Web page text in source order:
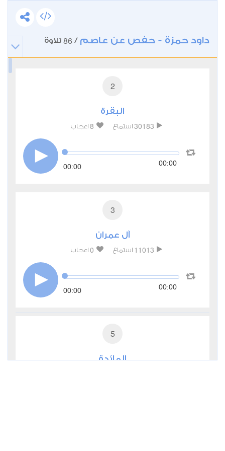
داود حمزة - حفص عن عاصم /
86 تلاوة
2
البقرة
30183 استماع 8 اعجاب
00:00 00:00
3
آل عمران
11013 استماع 0 اعجاب
00:00 00:00
5
المائدة